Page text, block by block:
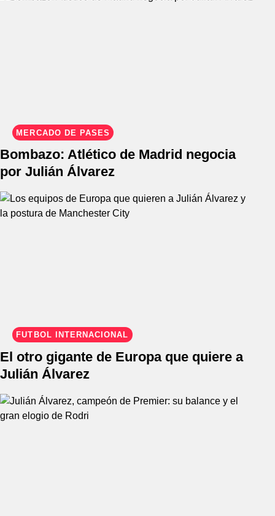
MERCADO DE PASES
Bombazo: Atlético de Madrid negocia
por Julián Álvarez
FÚTBOL INTERNACIONAL
El otro gigante de Europa que quiere a
Julián Álvarez